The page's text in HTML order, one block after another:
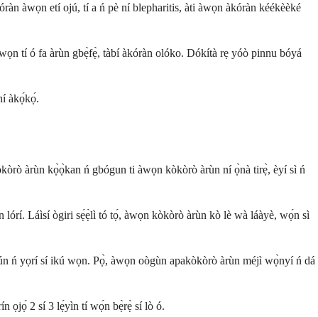
àwọn etí ojú, tí a ń pè ní blepharitis, àti àwọn àkóràn kéékèèké
tí ó fa àrùn gbẹ̀fẹ̀, tàbí àkóràn olóko. Dókítà rẹ yóò pinnu bóyá
àkọ́kọ́.
àrùn kọ̀ọ̀kan ń gbógun ti àwọn kòkòrò àrùn ní ọ̀nà tirẹ̀, èyí sì ń
lórí. Láìsí ògiri sẹ́ẹ̀lì tó tọ́, àwọn kòkòrò àrùn kò lè wà láàyè, wọ́n sì
ń yọrí sí ikú wọn. Pọ̀, àwọn oògùn apakòkòrò àrùn méjì wọ̀nyí ń dá
ọjọ́ 2 sí 3 lẹ́yìn tí wọ́n bẹ̀rẹ̀ sí lò ó.